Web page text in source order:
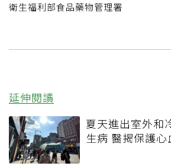
衛生福利部食品藥物管理署
延伸閱讀
夏天進出室外和
生病 醫揭保護